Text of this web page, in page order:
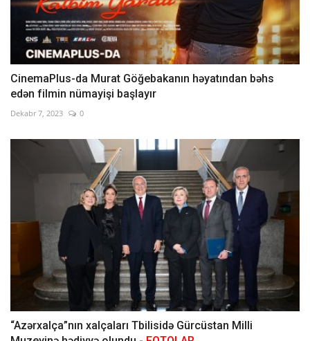
CinemaPlus-da Murat Göğebakanın həyatından bəhs
edən filmin nümayişi başlayır
Dekabr 7, 2023 0
“Azərxalça”nın xalçaları Tbilisidə Gürcüstan Milli